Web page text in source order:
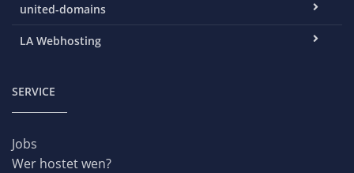
united-domains
LA Webhosting
SERVICE
Jobs
Wer hostet wen?